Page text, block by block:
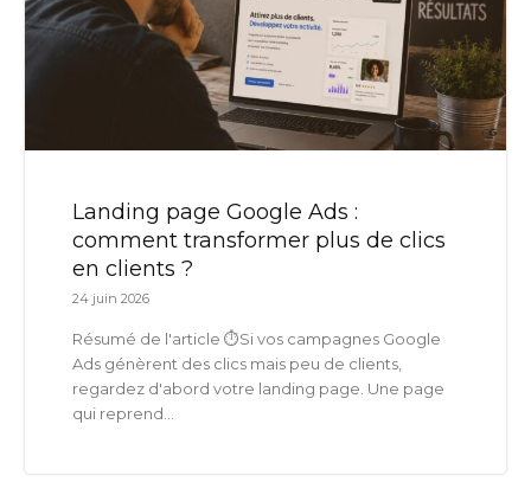
Landing page Google Ads :
comment transformer plus de clics
en clients ?
24 juin 2026
Résumé de l'article ⏱️Si vos campagnes Google
Ads génèrent des clics mais peu de clients,
regardez d'abord votre landing page. Une page
qui reprend...